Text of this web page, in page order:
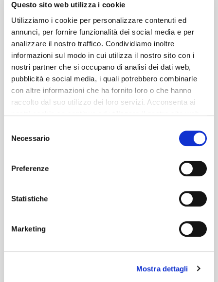
Questo sito web utilizza i cookie
Utilizziamo i cookie per personalizzare contenuti ed
annunci, per fornire funzionalità dei social media e per
analizzare il nostro traffico. Condividiamo inoltre
informazioni sul modo in cui utilizza il nostro sito con i
nostri partner che si occupano di analisi dei dati web,
pubblicità e social media, i quali potrebbero combinarle
con altre informazioni che ha fornito loro o che hanno
raccolto dal suo utilizzo dei loro servizi. Acconsenta ai
delNecessario
Preferenze
Statistiche
Marketing
Mostra dettagli